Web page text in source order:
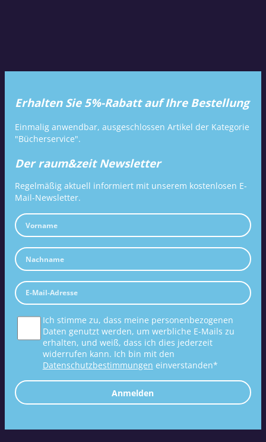
Erhalten Sie 5%-Rabatt auf Ihre Bestellung
Einmalig anwendbar, ausgeschlossen Artikel der Kategorie
"Bücherservice".
Der raum&zeit Newsletter
Regelmäßig aktuell informiert mit unserem kostenlosen E-
Mail-Newsletter.
Ich stimme zu, dass meine personenbezogenen
Daten genutzt werden, um werbliche E-Mails zu
erhalten, und weiß, dass ich dies jederzeit
widerrufen kann. Ich bin mit den
Datenschutzbestimmungen einverstanden*
Anmelden